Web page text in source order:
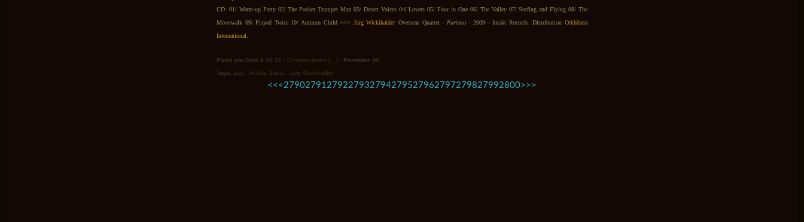
CD: 01/ Warm-up Party 02/ The Pocket Trumpet Man 03/ Desert Voices 04/ Lovers 05/ Four in One 06/ The Valley 07/ Surfing and Flying 08/ The
Moonwalk 09/ Played Twice 10/ Autumn Child>>> Jürg Wickihalder Overseas Quartet - Furioso- 2009 - Intakt Records. DistributionOrkhêstra
International
Posté par Grisli à 01:21 - Commentaires [ ] - Permalien [#]
Tags: jazz Achille Succi Jürg Wickihalder
<< < 2700
2710
2720
2730
2740
2750
2760
2770
2780
27902791279227932794279527962797279827992800
2900
3000
3100
3200
3300
3400
3500 >>>